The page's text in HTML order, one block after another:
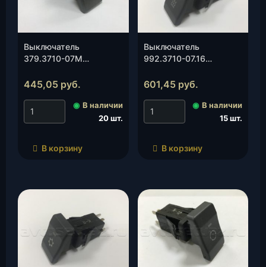
Выключатель
379.3710-07М
сигнализации
(3163-3710020), шт.
445,05 руб.
◉ В наличии
20 шт.
В корзину
Выключатель
992.3710-07.16
00-3710010-00), шт.
601,45 руб.
◉ В наличии
15 шт.
В корзину